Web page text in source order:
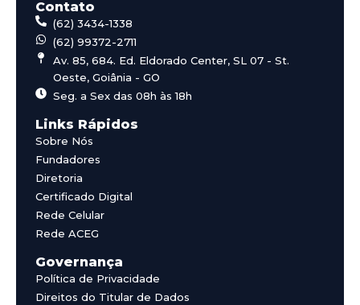
Contato
(62) 3434-1338
(62) 99372-2711
Av. 85, 684. Ed. Eldorado Center, SL 07 - St.
Oeste, Goiânia - GO
Seg. a Sex das 08h às 18h
Links Rápidos
Sobre Nós
Fundadores
Diretoria
Certificado Digital
Rede Celular
Rede ACEG
Governança
Política de Privacidade
Direitos do Titular de Dados